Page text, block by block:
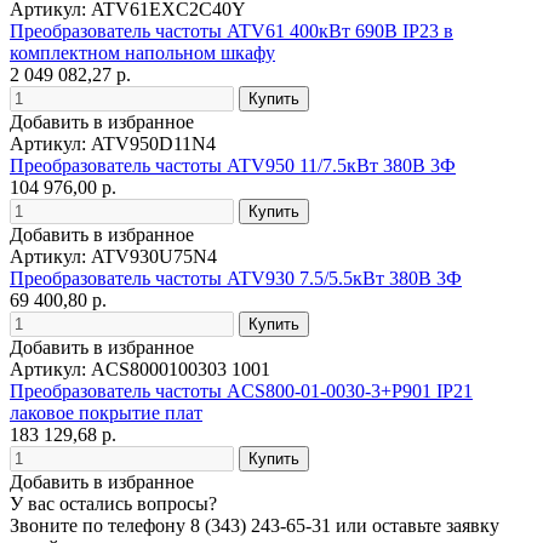
Артикул: ATV61EXC2C40Y
Преобразователь частоты ATV61 400кВт 690В IP23 в
комплектном напольном шкафу
2 049 082,27 р.
Добавить в избранное
Артикул: ATV950D11N4
Преобразователь частоты ATV950 11/7.5кВт 380В 3Ф
104 976,00 р.
Добавить в избранное
Артикул: ATV930U75N4
Преобразователь частоты ATV930 7.5/5.5кВт 380В 3Ф
69 400,80 р.
Добавить в избранное
Артикул: ACS8000100303 1001
Преобразователь частоты ACS800-01-0030-3+P901 IP21
лаковое покрытие плат
183 129,68 р.
Добавить в избранное
У вас остались вопросы?
Звоните по телефону 8 (343) 243-65-31 или оставьте заявку